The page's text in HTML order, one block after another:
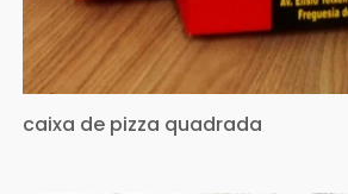
caixa de pizza quadrada